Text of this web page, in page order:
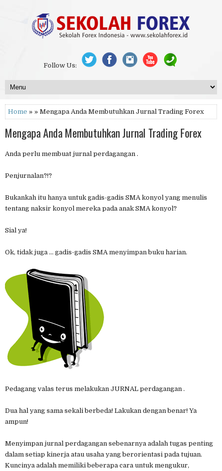
Follow Us:
Home » » Mengapa Anda Membutuhkan Jurnal Trading Forex
Mengapa Anda Membutuhkan Jurnal Trading Forex
Anda perlu membuat jurnal perdagangan .
Penjurnalan?!?
Bukankah itu hanya untuk gadis-gadis SMA konyol yang menulis
tentang naksir konyol mereka pada anak SMA konyol?
Sial ya!
Ok, tidak juga ... gadis-gadis SMA menyimpan buku harian.
Pedagang valas terus melakukan JURNAL perdagangan .
Dua hal yang sama sekali berbeda! Lakukan dengan benar! Ya
ampun!
Menyimpan jurnal perdagangan sebenarnya adalah tugas penting
dalam setiap kinerja atau usaha yang berorientasi pada tujuan.
Kuncinya adalah memiliki beberapa cara untuk mengukur,